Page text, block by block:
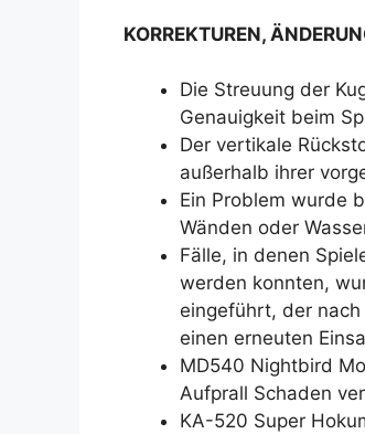
KORREKTUREN,
Die Streuung der
Genauigkeit beim
Der vertikale
außerhalb ihrer
Ein Problem wurde
Wänden oder
Fälle, in denen
werden konnten,
eingeführt, der
einen erneuten
MD540 Nightbird
Aufprall Schaden
KA-520 Super